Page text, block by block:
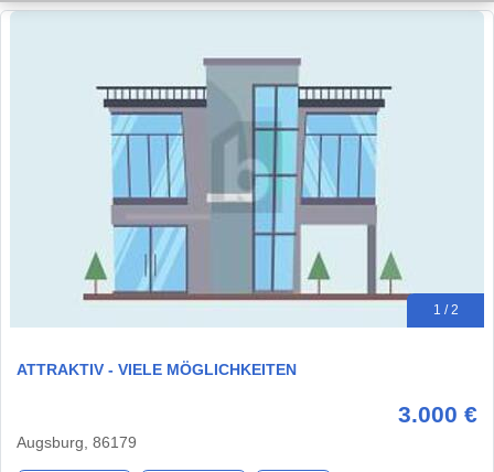
1 / 2
ATTRAKTIV - VIELE MÖGLICHKEITEN
3.000 €
Augsburg, 86179